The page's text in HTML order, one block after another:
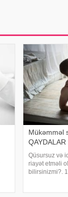
Mükəmməl
QAYDALAR
Qüsursuz və
riayət etməli
bilirsinizmi?.